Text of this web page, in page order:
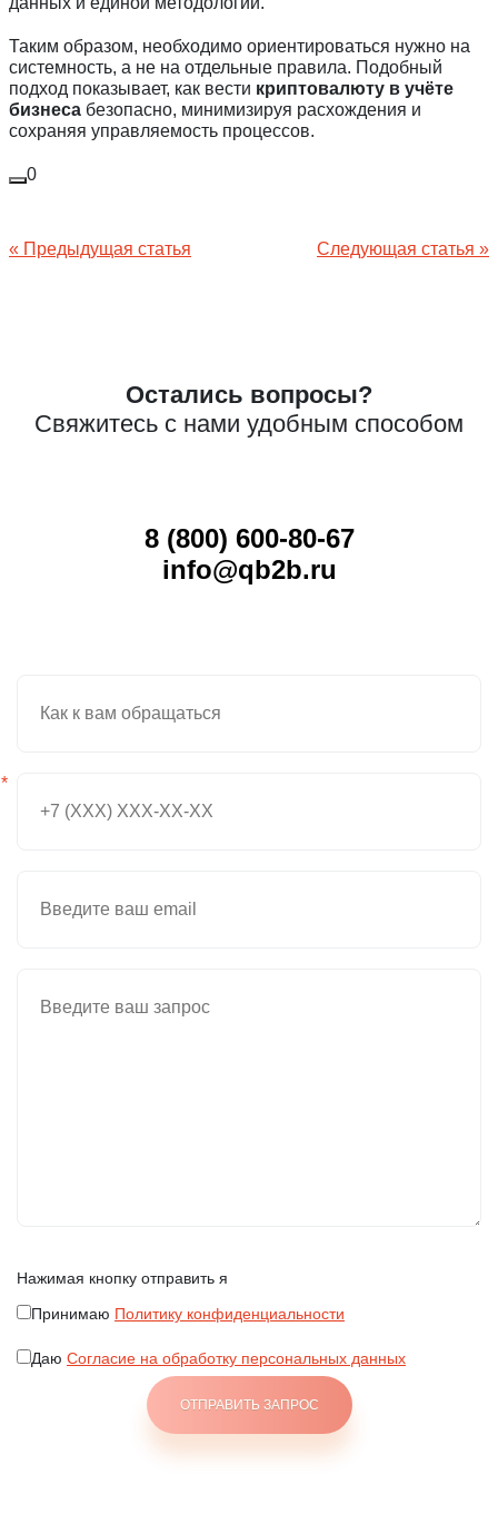
Таким образом, необходимо ориентироваться нужно на
системность, а не на отдельные правила. Подобный
подход показывает, как вести криптовалюту в учёте
бизнеса безопасно, минимизируя расхождения и
сохраняя управляемость процессов.
0
Навигация
« Предыдущая статья Следующая статья »
Остались вопросы?
Свяжитесь с нами удобным способом
8 (800) 600-80-67
info@qb2b.ru
*
Нажимая кнопку отправить я
Принимаю Политику конфиденциальности
Даю Согласие на обработку персональных данных